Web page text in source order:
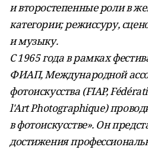
и второстепенные роли в
категории; режиссуру,
и музыку.
С 1965 года в рамках
ФИАП, Международной
фотоискусства (FIAP,
l'Art Photographique)
в фотоискусстве». Он
достижения